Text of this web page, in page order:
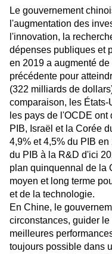
Le gouvernement
l'augmentation des
l'innovation, la
dépenses publiques et
en 2019 a augmenté
précédente pour
(322 milliards de
comparaison, les
les pays de l'OCDE
PIB, Israël et la Corée
4,9% et 4,5% du PIB
du PIB à la R&D d'ici
plan quinquennal de la
moyen et long terme
et de la technologie.
En Chine, le
circonstances, guider
meilleures
toujours possible dans